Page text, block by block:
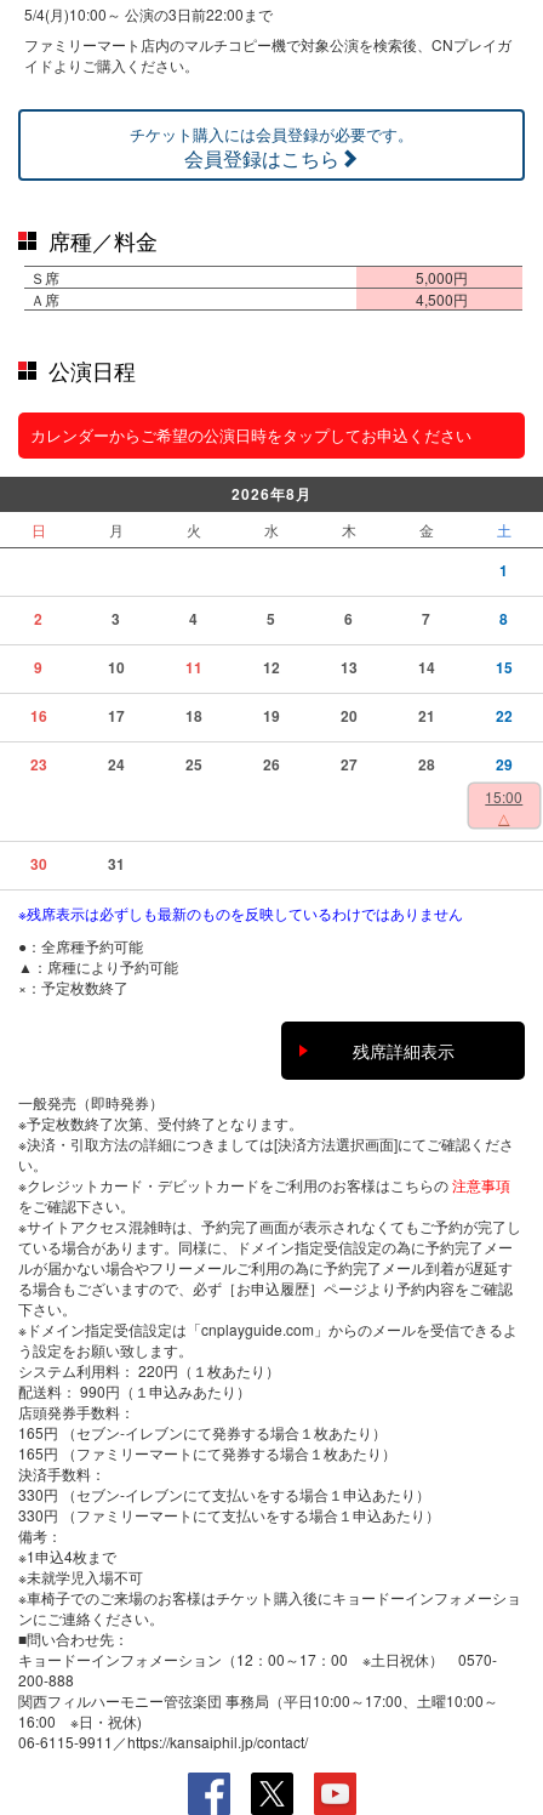
5/4(月)10:00～ 公演の3日前22:00まで
ファミリーマート店内のマルチコピー機で対象公演を検索後、CNプレイガ
イドよりご購入ください。
チケット購入には会員登録が必要です。
会員登録はこちら
席種／料金
Ｓ席
5,000円
Ａ席
4,500円
公演日程
カレンダーからご希望の公演日時をタップしてお申込ください
2026年8月
日 月 火 水 木 金 土
1
2 3 4 5 6 7 8
9 10 11 12 13 14 15
16 17 18 19 20 21 22
23 24 25 26 27 28 29
15:00
△
30 31
※残席表示は必ずしも最新のものを反映しているわけではありません
●：全席種予約可能
▲：席種により予約可能
×：予定枚数終了
残席詳細表示
一般発売（即時発券）
※予定枚数終了次第、受付終了となります。
※決済・引取方法の詳細につきましては[決済方法選択画面]にてご確認くださ
い。
※クレジットカード・デビットカードをご利用のお客様はこちらの注意事項
をご確認下さい。
※サイトアクセス混雑時は、予約完了画面が表示されなくてもご予約が完了し
ている場合があります。同様に、ドメイン指定受信設定の為に予約完了メー
ルが届かない場合やフリーメールご利用の為に予約完了メール到着が遅延す
る場合もございますので、必ず［お申込履歴］ページより予約内容をご確認
下さい。
※ドメイン指定受信設定は「cnplayguide.com」からのメールを受信できるよ
う設定をお願い致します。
システム利用料： 220円（１枚あたり）
配送料： 990円（１申込みあたり）
店頭発券手数料 ：
165円 （セブン-イレブンにて発券する場合１枚あたり）
165円 （ファミリーマートにて発券する場合１枚あたり）
決済手数料 ：
330円 （セブン-イレブンにて支払いをする場合１申込あたり）
330円 （ファミリーマートにて支払いをする場合１申込あたり）
備考：
※1申込4枚まで
※未就学児入場不可
※車椅子でのご来場のお客様はチケット購入後にキョードーインフォメーショ
ンにご連絡ください。
■問い合わせ先：
キョードーインフォメーション（12：00～17：00 ※土日祝休） 0570-
200-888
関西フィルハーモニー管弦楽団 事務局（平日10:00～17:00、土曜10:00～
16:00 ※日・祝休)
06-6115-9911／https://kansaiphil.jp/contact/